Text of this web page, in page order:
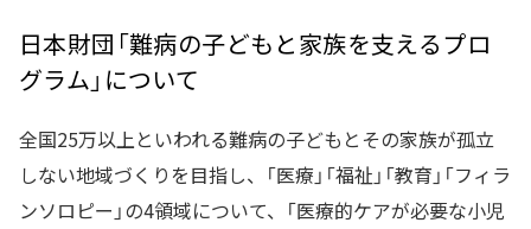
日本財団「難病の子どもと家族を支えるプロ
グラム」について
全国25万以上といわれる難病の子どもとその家族が孤立
しない地域づくりを目指し、「医療」「福祉」「教育」「フィラ
ンソロピー」の4領域について、「医療的ケアが必要な小児